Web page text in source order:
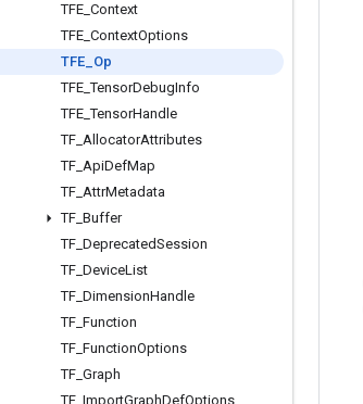
TFE Context
TFE ContextOptions
TFE Op
TFE _TensorDebugInfo
TFE _TensorHandle
TF AllocatorAttributes
TF ApiDefMap
TF AttrMetadata
TF Buffer
TF DeprecatedSession
TF DeviceList
TF DimensionHandle
TF Function
TF FunctionOptions
TF Graph
TF ImportGraphDefOptions